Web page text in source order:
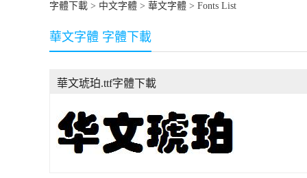
字體下載 > 中文字體 > 華文字體 > Fonts List
華文字體 字體下載
華文琥珀.ttf字體下載